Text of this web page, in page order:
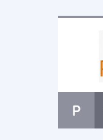
P